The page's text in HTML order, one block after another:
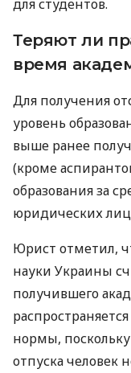
для студентов.
Теряют ли
время
Для получения
уровень
выше ранее
(кроме
образования за
юридических лиц
Юрист отметил,
науки Украины
получившего
нормы,
отпуска человек